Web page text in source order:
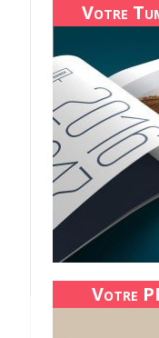
Votre
Votre